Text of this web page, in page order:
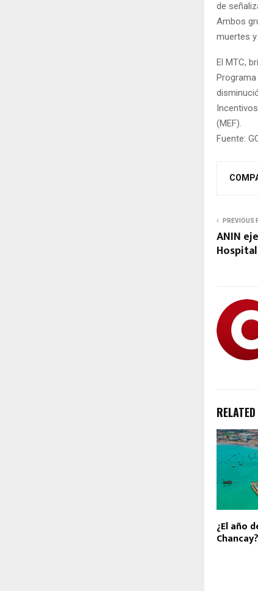
de
Ambos
muertes
El MTC,
(MEF).
Fuente:
PREVIOUS
ANIN
¿El año
Chancay?